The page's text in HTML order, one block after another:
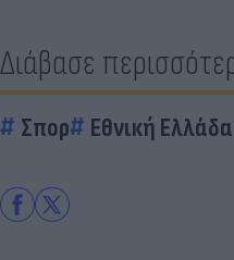
Διάβασε
Σπορ Εθνική